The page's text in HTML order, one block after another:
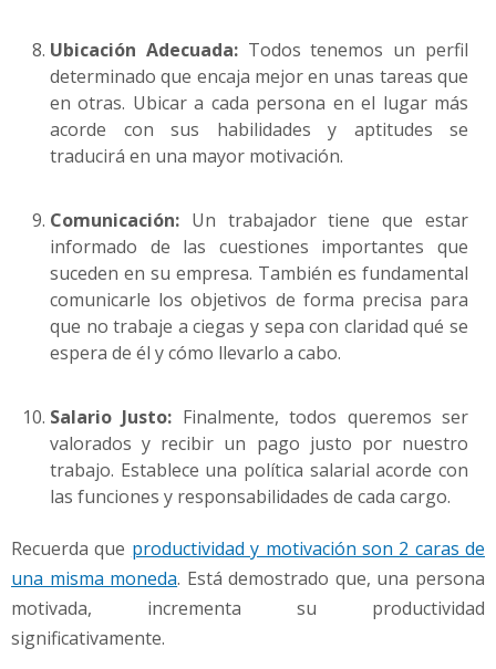
Ubicación Adecuada:Todos tenemos un perfil
determinado que encaja mejor en unas tareas que
en otras. Ubicar a cada persona en el lugar más
acorde con sus habilidades y aptitudes se
traducirá en una mayor motivación.
Comunicación: Un trabajador tiene que estar
informado de las cuestiones importantes que
suceden en su empresa. También es fundamental
comunicarle los objetivos de forma precisa para
que no trabaje a ciegas y sepa con claridad qué se
espera de él y cómo llevarlo a cabo.
Salario Justo: Finalmente, todos queremos ser
valorados y recibir un pago justo por nuestro
trabajo. Establece una política salarial acorde con
las funciones y responsabilidades de cada cargo.
Recuerda que productividad y motivación son 2 caras de
una misma moneda. Está demostrado que, una persona
motivada, incrementa su productividad
significativamente.